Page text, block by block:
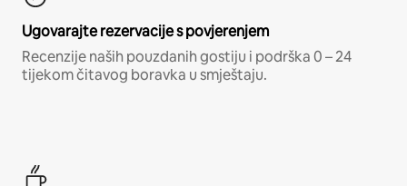
Ugovarajte rezervacije s povjerenjem
Recenzije naših pouzdanih gostiju i podrška 0 – 24
tijekom čitavog boravka u smještaju.